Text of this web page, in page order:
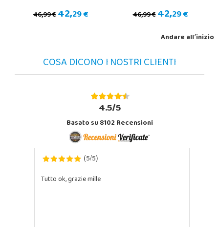
46,99 €42,29 € 46,99 €42,29 €
Andare all´inizio
COSA DICONO I NOSTRI CLIENTI
4.5/5
Basato su 8102 Recensioni
(5/5)
Tutto ok, grazie mille